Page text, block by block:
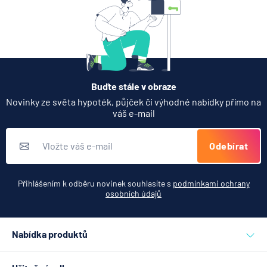
Partners Banka spouští
nákup a prodej bitcoinu
přímo v Partners App
6.8.2026
Když rozhoduje stres: nové
triky bankovních podvodníků
Zobrazit všechny články
Buďte stále v obraze
Novinky ze světa hypoték, půjček či výhodné nabídky přímo na
váš e-mail
Odebírat
Přihlášením k odběru novinek souhlasíte s podmínkami ochrany
osobních údajů
Nabídka produktů